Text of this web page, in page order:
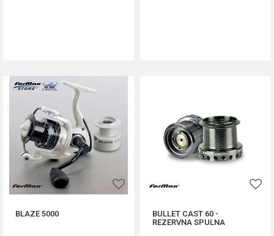
BLAZE 5000
BULLET CAST 60 -
REZERVNA SPULNA